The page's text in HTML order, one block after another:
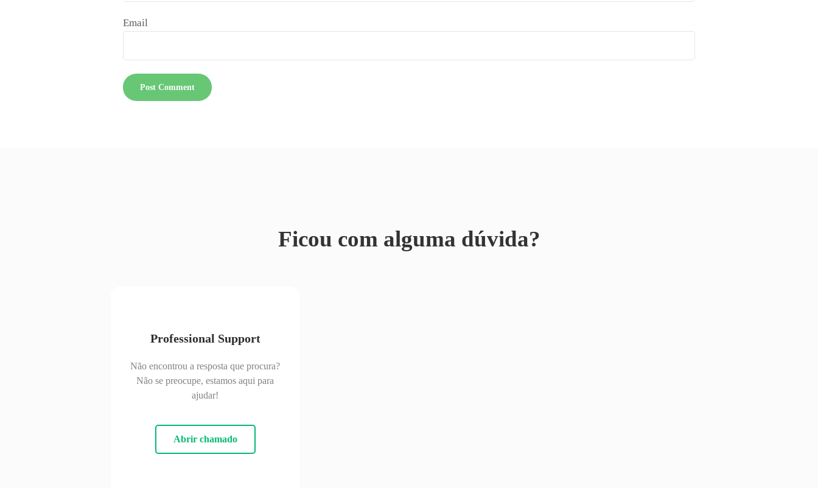
Email
Ficou com alguma dúvida?
Professional Support
Não encontrou a resposta que procura?
Não se preocupe, estamos aqui para
ajudar!
Abrir chamado